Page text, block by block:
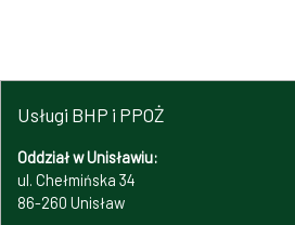
Usługi BHP i PPOŻ
Oddział w Unisławiu:
ul. Chełmińska 34
86-260 Unisław